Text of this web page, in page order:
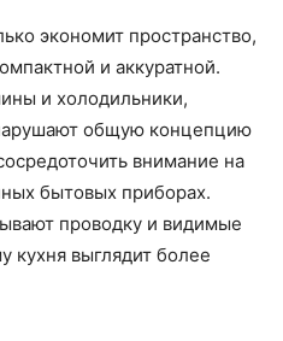
экономит пространство,
и аккуратной.
и холодильники,
общую концепцию
внимание на
бытовых приборах.
проводку и видимые
кухня выглядит более